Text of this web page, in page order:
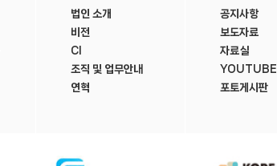
법인 소개
비전
CI
조직 및 업무안내
연혁
공지사항
보도자료
자료실
YOUTUBE
포토게시판